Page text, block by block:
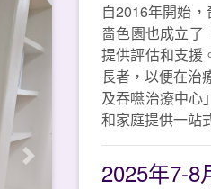
Next
自2016年開始
嗇色園也成立了
提供評估和支援
長者，以便在治
及吞嚥治療中心
和家庭提供一站
2025年7-8